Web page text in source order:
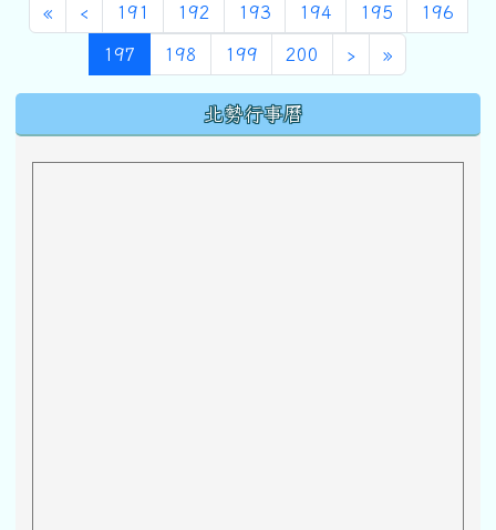
«第一頁
‹上一頁
191 192 193 194 195 196
197 (目前頁次)
198 199 200 ›下一頁
»最後頁
北勢行事曆